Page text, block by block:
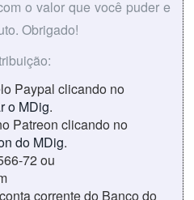
o valor que você puder e
Obrigado!
Paypal clicando no
o MDig.
Patreon clicando no
do MDig.
72 ou
corrente do Banco do